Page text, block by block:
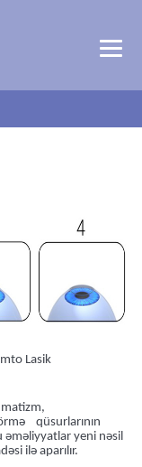
Lasik
qüsurlarının
yeni nəsil
ilə aparılır.